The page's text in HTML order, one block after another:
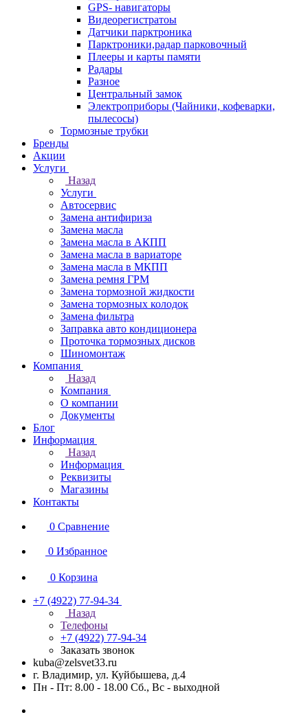
GPS- навигаторы
Видеорегистратоы
Датчики парктроника
Парктроники,радар парковочный
Плееры и карты памяти
Радары
Разное
Центральный замок
Электроприборы (Чайники, кофеварки,
пылесосы)
Тормозные трубки
Бренды
Акции
Услуги
Назад
Услуги
Автосервис
Замена антифириза
Замена масла
Замена масла в АКПП
Замена масла в вариаторе
Замена масла в МКПП
Замена ремня ГРМ
Замена тормозной жидкости
Замена тормозных колодок
Замена фильтра
Заправка авто кондиционера
Проточка тормозных дисков
Шиномонтаж
Компания
Назад
Компания
О компании
Документы
Блог
Информация
Назад
Информация
Реквизиты
Магазины
Контакты
0 Сравнение
0 Избранное
0 Корзина
+7 (4922) 77-94-34
Назад
Телефоны
+7 (4922) 77-94-34
Заказать звонок
kuba@zelsvet33.ru
г. Владимир, ул. Куйбышева, д.4
Пн - Пт: 8.00 - 18.00 Сб., Вс - выходной